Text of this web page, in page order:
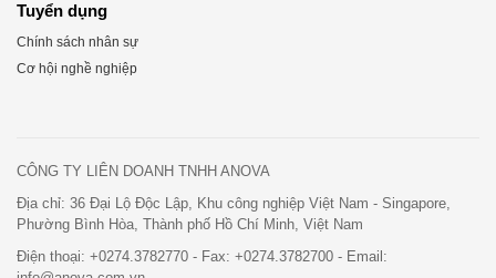
Tuyển dụng
Chính sách nhân sự
Cơ hội nghề nghiệp
CÔNG TY LIÊN DOANH TNHH ANOVA
Địa chỉ: 36 Đại Lộ Độc Lập, Khu công nghiệp Việt Nam - Singapore,
Phường Bình Hòa, Thành phố Hồ Chí Minh, Việt Nam
Điện thoại: +0274.3782770 - Fax: +0274.3782700 - Email: